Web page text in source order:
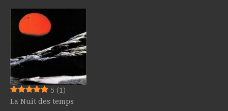
5 (1)
La Nuit des temps